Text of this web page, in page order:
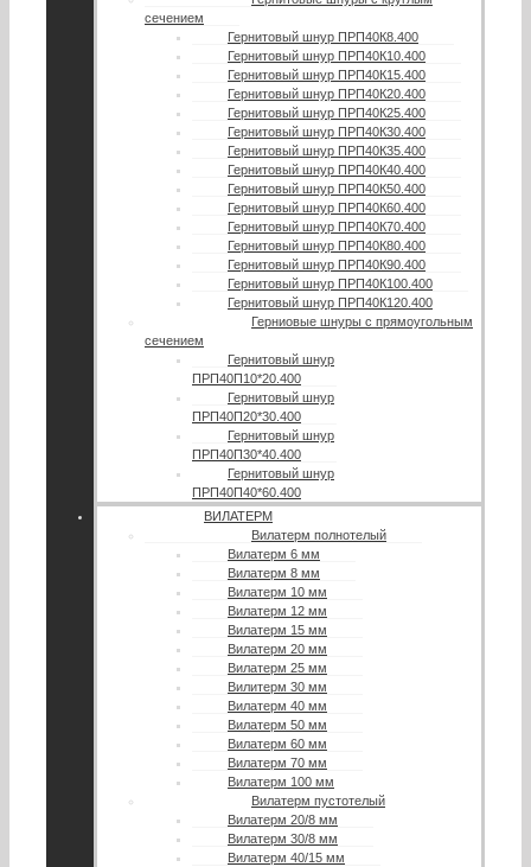
сечением
Гернитовый шнур ПРП40К8.400
Гернитовый шнур ПРП40К10.400
Гернитовый шнур ПРП40К15.400
Гернитовый шнур ПРП40К20.400
Гернитовый шнур ПРП40К25.400
Гернитовый шнур ПРП40К30.400
Гернитовый шнур ПРП40К35.400
Гернитовый шнур ПРП40К40.400
Гернитовый шнур ПРП40К50.400
Гернитовый шнур ПРП40К60.400
Гернитовый шнур ПРП40К70.400
Гернитовый шнур ПРП40К80.400
Гернитовый шнур ПРП40К90.400
Гернитовый шнур ПРП40К100.400
Гернитовый шнур ПРП40К120.400
Герниовые шнуры с прямоугольным
сечением
Гернитовый шнур
ПРП40П10*20.400
Гернитовый шнур
ПРП40П20*30.400
Гернитовый шнур
ПРП40П30*40.400
Гернитовый шнур
ПРП40П40*60.400
ВИЛАТЕРМ
Вилатерм полнотелый
Вилатерм 6 мм
Вилатерм 8 мм
Вилатерм 10 мм
Вилатерм 12 мм
Вилатерм 15 мм
Вилатерм 20 мм
Вилатерм 25 мм
Вилитерм 30 мм
Вилатерм 40 мм
Вилатерм 50 мм
Вилатерм 60 мм
Вилатерм 70 мм
Вилатерм 100 мм
Вилатерм пустотелый
Вилатерм 20/8 мм
Вилатерм 30/8 мм
Вилатерм 40/15 мм